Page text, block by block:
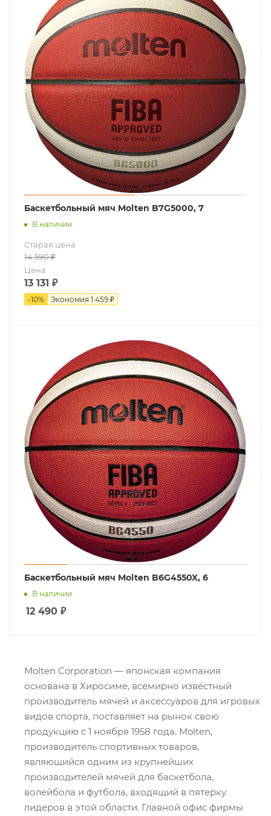
Баскетбольный мяч Molten B7G5000, 7
В наличии
Старая цена
14 590₽
Цена
13 131 ₽
-10% Экономия 1 459 ₽
Баскетбольный мяч Molten B6G4550X, 6
В наличии
12 490 ₽
Molten Corporation — японская компания
основана в Хиросиме, всемирно известный
производитель мячей и аксессуаров для игровых
видов спорта, поставляет на рынок свою
продукцию с 1 ноября 1958 года. Molten,
производитель спортивных товаров,
являющийся одним из крупнейших
производителей мячей для баскетбола,
волейбола и футбола, входящий в пятерку
лидеров в этой области. Главной офис фирмы